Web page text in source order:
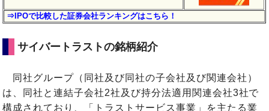
⇒IPOで比較した証券会社ランキングはこちら！
サイバートラストの銘柄紹介
同社グループ（同社及び同社の子会社及び関連会社）
は、同社と連結子会社2社及び持分法適用関連会社3社で
構成されており、「トラストサービス事業」を主たる業